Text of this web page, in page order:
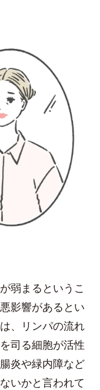
弱まるというこ
影響があるとい
、リンパの流れ
司る細胞が活性
炎や緑内障など
いかと言われて